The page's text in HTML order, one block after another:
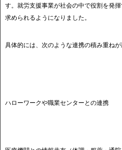
す。就労支援事業が社会の中で役割を発
求められるようになりました。
具体的には、次のような連携の積み重ねが
ハローワークや職業センターとの連携